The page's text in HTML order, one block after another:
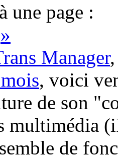
une page :
»
Manager
, voici
de son
multimédia
de